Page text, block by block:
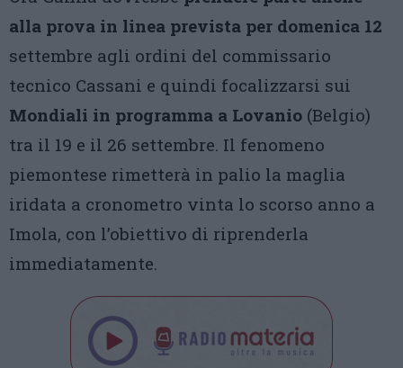
alla prova in linea prevista per domenica 12
settembre agli ordini del commissario
tecnico Cassani e quindi focalizzarsi sui
Mondiali in programma a Lovanio (Belgio)
tra il 19 e il 26 settembre. Il fenomeno
piemontese rimetterà in palio la maglia
iridata a cronometro vinta lo scorso anno a
Imola, con l’obiettivo di riprenderla
immediatamente.